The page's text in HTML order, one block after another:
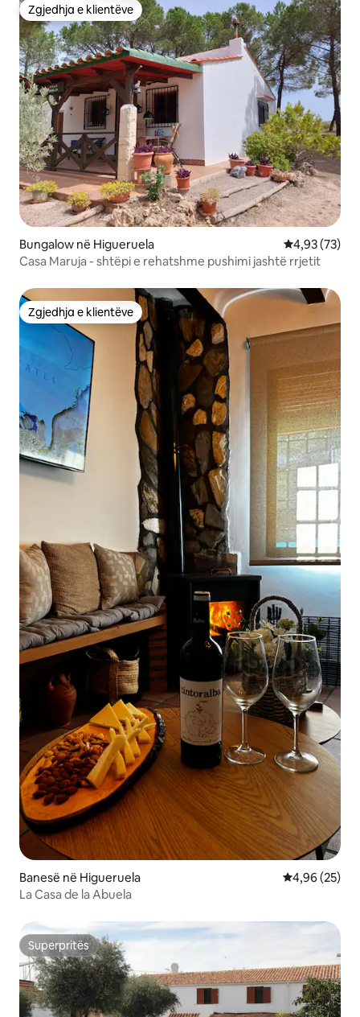
Zgjedhja e klientëve
Zgjedhja e klientëve
Bungalow në Higueruela Vlerësimi
4,93 (73)
Casa Maruja - shtëpi e rehatshme pushimi jashtë rrjetit
Zgjedhja e klientëve
Zgjedhja e klientëve
Banesë në Higueruela Vlerësimi
4,96 (25)
La Casa de la Abuela
Superpritës
Superpritës